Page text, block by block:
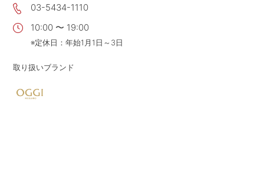
CONTACT
APP
PRIVACY POLICY プライバシーポリシー
RECRUIT
03-5434-1110
10:00 〜 19:00
※定休日：年始1月1日～3日
取り扱いブランド